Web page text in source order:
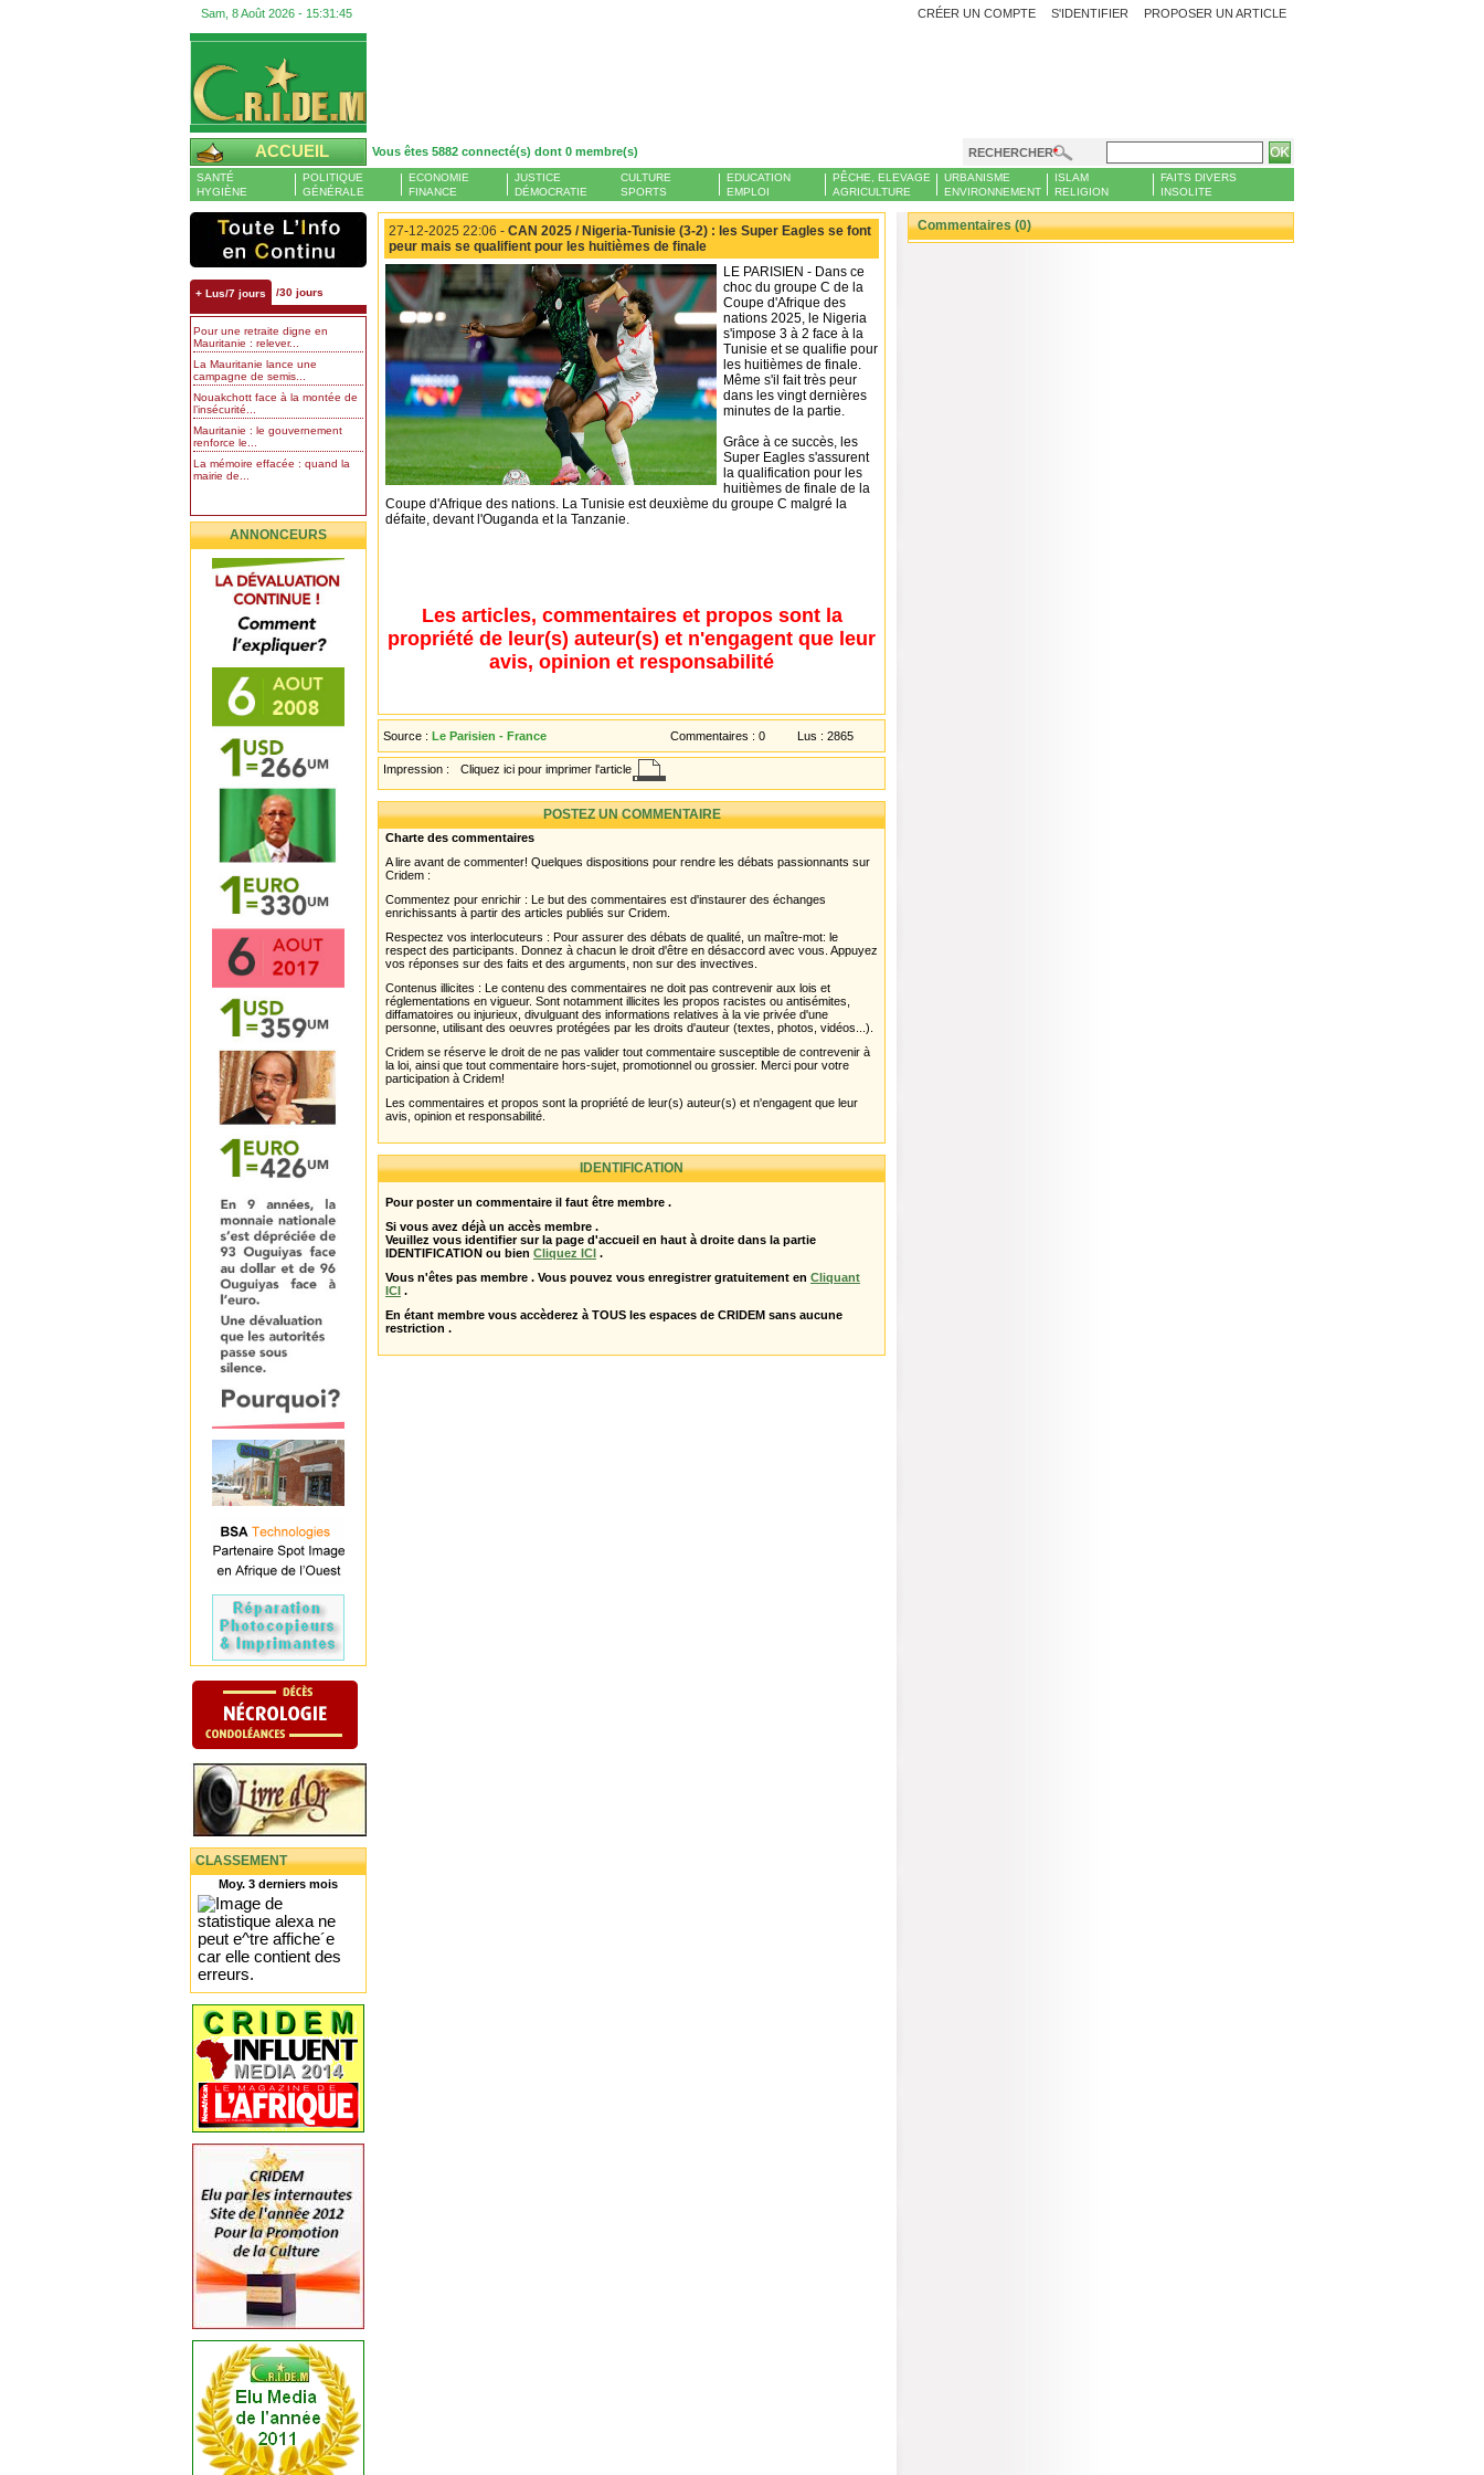
Sam, 8 Août 2026 - 15:31:45 PROPOSER UN ARTICLE
CRÉER UN COMPTE S'IDENTIFIER
ACCUEIL Vous êtes 5882 connecté(s) dont 0 membre(s) RECHERCHER
SANTÉ
HYGIÈNE
POLITIQUE
GÉNÉRALE
ECONOMIE
FINANCE
JUSTICE
DÉMOCRATIE
CULTURE
SPORTS
EDUCATION
EMPLOI
PÊCHE, ELEVAGE
AGRICULTURE
URBANISME
ENVIRONNEMENT
ISLAM
RELIGION
FAITS DIVERS
INSOLITE
+ Lus/7 jours /30 jours
Pour une retraite digne en
Mauritanie : relever...
La Mauritanie lance une
campagne de semis...
Nouakchott face à la montée de
l’insécurité...
Mauritanie : le gouvernement
renforce le...
La mémoire effacée : quand la
mairie de...
ANNONCEURS
CLASSEMENT
Moy. 3 derniers mois
27-12-2025 22:06 - CAN 2025 / Nigeria-Tunisie (3-2) : les Super Eagles se font
peur mais se qualifient pour les huitièmes de finale
LE PARISIEN - Dans ce
choc du groupe C de la
Coupe d'Afrique des
nations 2025, le Nigeria
s'impose 3 à 2 face à la
Tunisie et se qualifie pour
les huitièmes de finale.
Même s'il fait très peur
dans les vingt dernières
minutes de la partie.
Grâce à ce succès, les
Super Eagles s'assurent
la qualification pour les
huitièmes de finale de la
Coupe d'Afrique des nations. La Tunisie est deuxième du groupe C malgré la
défaite, devant l'Ouganda et la Tanzanie.
Les articles, commentaires et propos sont la
propriété de leur(s) auteur(s) et n'engagent que leur
avis, opinion et responsabilité
Source : Le Parisien - France Commentaires : 0 Lus : 2865
Impression : Cliquez ici pour imprimer l'article
POSTEZ UN COMMENTAIRE
Charte des commentaires
A lire avant de commenter! Quelques dispositions pour rendre les débats passionnants sur
Cridem :
Commentez pour enrichir : Le but des commentaires est d'instaurer des échanges
enrichissants à partir des articles publiés sur Cridem.
Respectez vos interlocuteurs : Pour assurer des débats de qualité, un maître-mot: le
respect des participants. Donnez à chacun le droit d'être en désaccord avec vous. Appuyez
vos réponses sur des faits et des arguments, non sur des invectives.
Contenus illicites : Le contenu des commentaires ne doit pas contrevenir aux lois et
réglementations en vigueur. Sont notamment illicites les propos racistes ou antisémites,
diffamatoires ou injurieux, divulguant des informations relatives à la vie privée d'une
personne, utilisant des oeuvres protégées par les droits d'auteur (textes, photos, vidéos...).
Cridem se réserve le droit de ne pas valider tout commentaire susceptible de contrevenir à
la loi, ainsi que tout commentaire hors-sujet, promotionnel ou grossier. Merci pour votre
participation à Cridem!
Les commentaires et propos sont la propriété de leur(s) auteur(s) et n'engagent que leur
avis, opinion et responsabilité.
IDENTIFICATION
Pour poster un commentaire il faut être membre .
Si vous avez déjà un accès membre .
Veuillez vous identifier sur la page d'accueil en haut à droite dans la partie
IDENTIFICATION ou bien Cliquez ICI .
Vous n'êtes pas membre . Vous pouvez vous enregistrer gratuitement en Cliquant
ICI .
En étant membre vous accèderez à TOUS les espaces de CRIDEM sans aucune
restriction .
Commentaires (0)